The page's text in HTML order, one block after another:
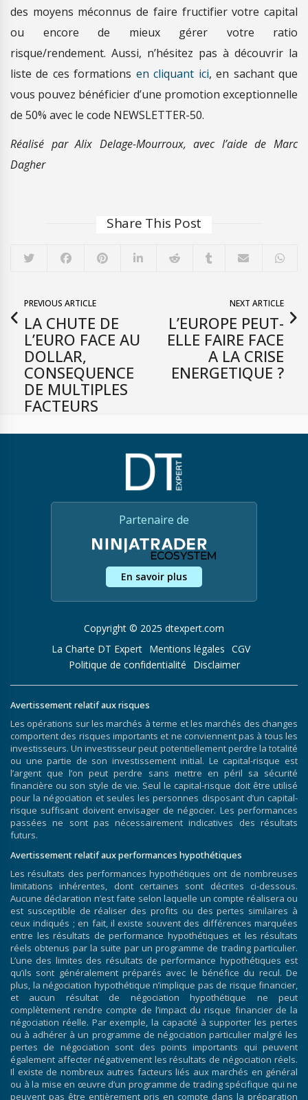
des moyens méconnus de faire fructifier votre capital
ou encore de mieux gérer votre ratio
risque/rendement. Aussi, n’hésitez pas à découvrir la
liste de ces formations en cliquant ici, en sachant que
vous pouvez bénéficier d’une promotion exceptionnelle
de 50% avec le code NEWSLETTER-50.
Réalisé par Alix Delage-Mourroux, avec l’aide de Marc
Dagher
Share This Post
PREVIOUS ARTICLE
LA CHUTE DE
L’EURO FACE AU
DOLLAR,
CONSEQUENCE
DE MULTIPLES
FACTEURS
NEXT ARTICLE
L’EUROPE PEUT-
ELLE FAIRE FACE
A LA CRISE
ENERGETIQUE ?
Partenaire de
En savoir plus
Copyright © 2025 dtexpert.com
La Charte DT Expert
Mentions légales CGV
Politique de confidentialité
Disclaimer
Avertissement relatif aux risques
Les opérations sur les marchés à terme et les marchés des changes
comportent des risques importants et ne conviennent pas à tous les
investisseurs. Un investisseur peut potentiellement perdre la totalité
ou une partie de son investissement initial. Le capital-risque est
l’argent que l’on peut perdre sans mettre en péril sa sécurité
financière ou son style de vie. Seul le capital-risque doit être utilisé
pour la négociation et seules les personnes disposant d’un capital-
risque suffisant doivent envisager de négocier. Les performances
passées ne sont pas nécessairement indicatives des résultats
futurs.
Avertissement relatif aux performances hypothétiques
Les résultats des performances hypothétiques ont de nombreuses
limitations inhérentes, dont certaines sont décrites ci-dessous.
Aucune déclaration n’est faite selon laquelle un compte réalisera ou
est susceptible de réaliser des profits ou des pertes similaires à
ceux indiqués ; en fait, il existe souvent des différences marquées
entre les résultats de performance hypothétiques et les résultats
réels obtenus par la suite par un programme de trading particulier.
L’une des limites des résultats de performance hypothétiques est
qu’ils sont généralement préparés avec le bénéfice du recul. De
plus, la négociation hypothétique n’implique pas de risque financier,
et aucun résultat de négociation hypothétique ne peut
complètement rendre compte de l’impact du risque financier de la
négociation réelle. Par exemple, la capacité à supporter les pertes
ou à adhérer à un programme de négociation particulier malgré les
pertes de négociation sont des points importants qui peuvent
également affecter négativement les résultats de négociation réels.
Il existe de nombreux autres facteurs liés aux marchés en général
ou à la mise en œuvre d’un programme de trading spécifique qui ne
peuvent pas être entièrement pris en compte dans la préparation